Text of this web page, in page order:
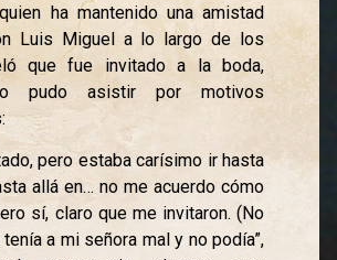
ha mantenido una amistad
Luis Miguel a lo largo de los
que fue invitado a la boda,
pudo asistir por motivos
pero estaba carísimo ir hasta
allá en… no me acuerdo cómo
sí, claro que me invitaron. (No
a mi señora mal y no podía”,